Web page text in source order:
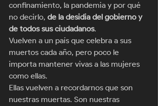
confinamiento, la pandemia y por qué
no decirlo, de la desidia del gobierno y
de todos sus ciudadanos.
Vuelven a un país que celebra a sus
muertos cada año, pero poco le
importa mantener vivas a las mujeres
como ellas.
Ellas vuelven a recordarnos que son
nuestras muertas. Son nuestras